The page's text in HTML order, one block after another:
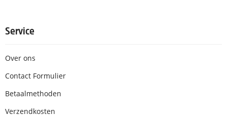
Service
Over ons
Contact Formulier
Betaalmethoden
Verzendkosten